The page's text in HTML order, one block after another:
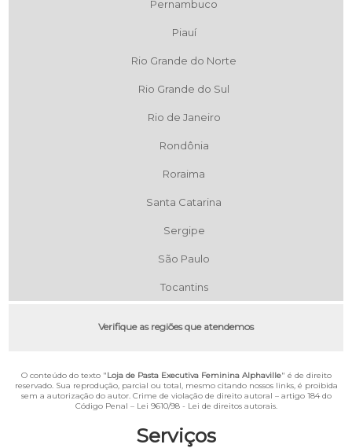
Serviços
Pernambuco
Piauí
Rio Grande do Norte
Rio Grande do Sul
Rio de Janeiro
Rondônia
Roraima
Santa Catarina
Sergipe
São Paulo
Tocantins
Verifique as regiões que atendemos
O conteúdo do texto "Loja de Pasta Executiva Feminina Alphaville" é de direito
reservado. Sua reprodução, parcial ou total, mesmo citando nossos links, é proibida
sem a autorização do autor. Crime de violação de direito autoral – artigo 184 do
Código Penal – Lei 9610/98 - Lei de direitos autorais.